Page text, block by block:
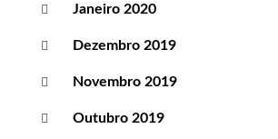
Janeiro 2020
Dezembro 2019
Novembro 2019
Outubro 2019